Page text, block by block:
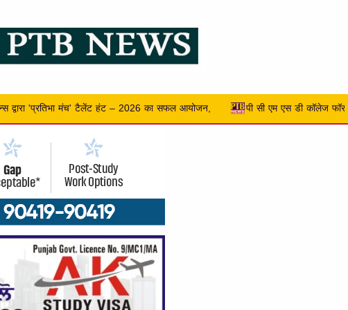
पी सी एम एस डी कॉलेज फॉर विमेन, जालंधर ने क्रिएटिविटी, सस्टेनेबिलिटी और